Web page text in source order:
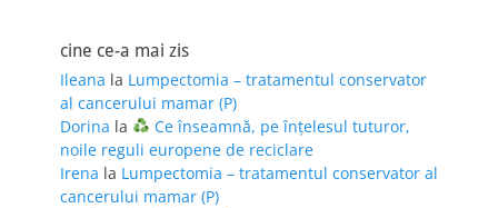
cine ce-a mai zis
Ileana la Lumpectomia – tratamentul conservator
al cancerului mamar (P)
Dorina la
Ce înseamnă, pe înțelesul tuturor,
noile reguli europene de reciclare
Irena la Lumpectomia – tratamentul conservator al
cancerului mamar (P)